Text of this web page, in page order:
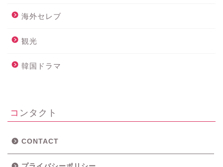
海外セレブ
観光
韓国ドラマ
コンタクト
CONTACT